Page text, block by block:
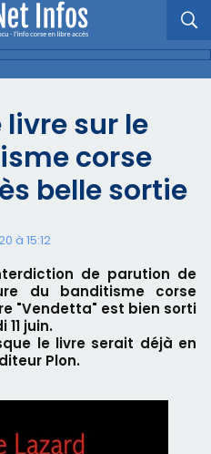
livre sur le
corse
belle sortie
à 15:12
de parution de
du banditisme corse
"Vendetta" est bien sorti
juin.
le livre serait déjà en
Plon.